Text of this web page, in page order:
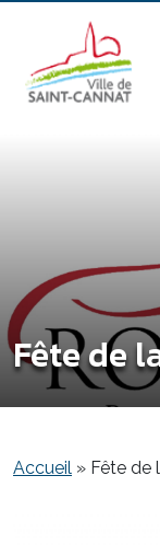
Fête de
Accueil » Fête de